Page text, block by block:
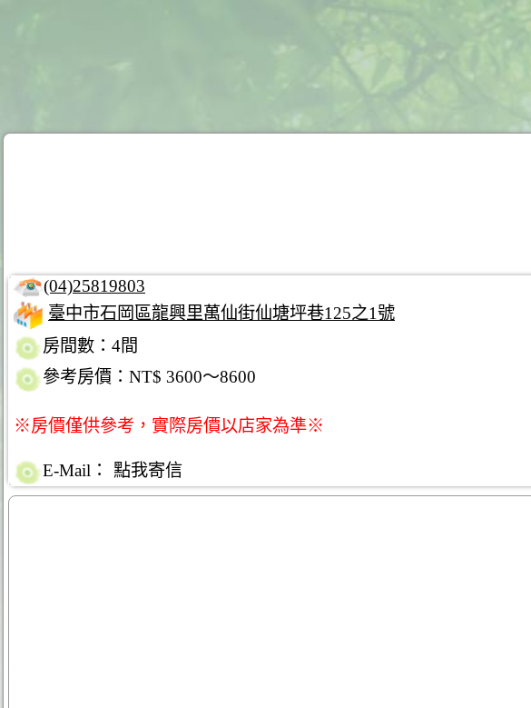
(04)25819803
臺中市石岡區龍興里萬仙街仙塘坪巷125之1號
房間數：4間
參考房價：NT$ 3600～8600
※房價僅供參考，實際房價以店家為準※
E-Mail： 點我寄信